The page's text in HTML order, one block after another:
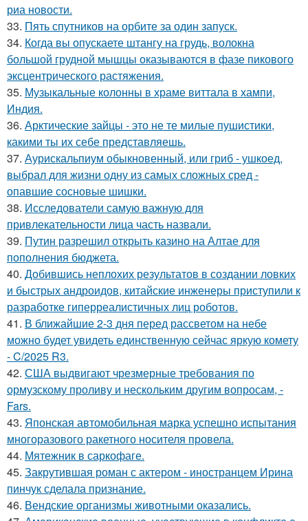
риа новости.
33. Пять спутников на орбите за один запуск.
34. Когда вы опускаете штангу на грудь, волокна
большой грудной мышцы оказываются в фазе пикового
эксцентрического растяжения.
35. Музыкальные колонны в храме виттала в хампи,
Индия.
36. Арктические зайцы - это не те милые пушистики,
какими ты их себе представляешь.
37. Аурискальпиум обыкновенный, или гриб - ушкоед,
выбрал для жизни одну из самых сложных сред -
опавшие сосновые шишки.
38. Исследователи самую важную для
привлекательности лица часть назвали.
39. Путин разрешил открыть казино на Алтае для
пополнения бюджета.
40. Добившись неплохих результатов в создании ловких
и быстрых андроидов, китайские инженеры приступили к
разработке гиперреалистичных лиц роботов.
41. В ближайшие 2-3 дня перед рассветом на небе
можно будет увидеть единственную сейчас яркую комету
- C/2025 R3.
42. США выдвигают чрезмерные требования по
ормузскому проливу и нескольким другим вопросам, -
Fars.
43. Японская автомобильная марка успешно испытания
многоразового ракетного носителя провела.
44. Мятежник в саркофаге.
45. Закрутившая роман с актером - иностранцем Ирина
пинчук сделала признание.
46. Вендские организмы животными оказались.